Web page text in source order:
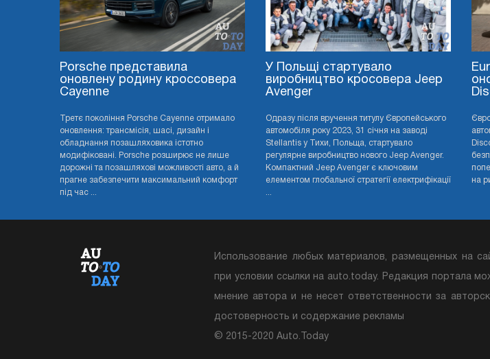
Porsche представила
оновлену родину кроссовера
Cayenne
Третє покоління Porsche Cayenne отримало
оновлення: трансмісія, шасі, дизайн і
обладнання позашляховика істотно
модифіковані. Porsche розширює не лише
дорожні та позашляхові можливості авто, а й
прагне забезпечити максимальний комфорт
під час ...
У Польщі стартувало
виробництво кросовера Jeep
Avenger
Одразу після вручення титулу Європейського
автомобіля року 2023, 31 січня на заводі
Stellantis у Тихи, Польща, стартувало
регулярне виробництво нового Jeep Avenger.
Компактний Jeep Avenger є ключовим
елементом глобальної стратегії електрифікації
на
Использование любых материалов, размещенных на
при условии ссылки на auto.today. Редакция портала
мнение автора и не несет ответственности за
достоверность и содержание рекламы
© 2015-2020 Auto.Today